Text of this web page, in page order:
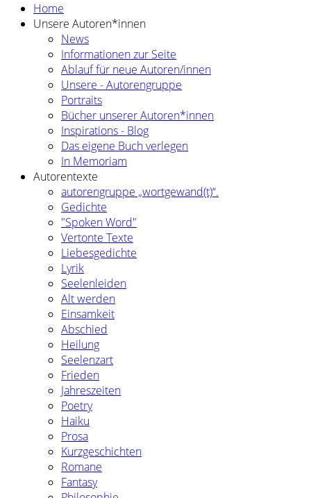
Home
Unsere Autoren*innen
News
Informationen zur Seite
Ablauf für neue Autoren/innen
Unsere - Autorengruppe
Portraits
Bücher unserer Autoren*innen
Inspirations - Blog
Das eigene Buch verlegen
In Memoriam
Autorentexte
autorengruppe „wortgewand(t)“.
Gedichte
"Spoken Word"
Vertonte Texte
Liebesgedichte
Lyrik
Seelenleiden
Alt werden
Einsamkeit
Abschied
Heilung
Seelenzart
Frieden
Jahreszeiten
Poetry
Haiku
Prosa
Kurzgeschichten
Romane
Fantasy